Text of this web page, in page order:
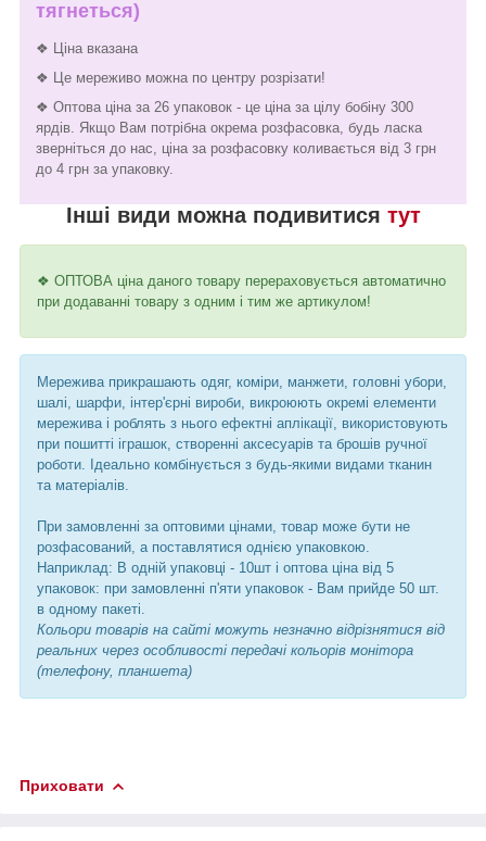
тягнеться)
❖ Ціна вказана
❖ Це мереживо можна по центру розрізати!
❖ Оптова ціна за 26 упаковок - це ціна за цілу бобіну 300
ярдів. Якщо Вам потрібна окрема розфасовка, будь ласка
зверніться до нас, ціна за розфасовку коливається від 3 грн
до 4 грн за упаковку.
Інші види можна подивитися тут
❖ ОПТОВА ціна даного товару перераховується автоматично
при додаванні товару з одним і тим же артикулом!
Мережива прикрашають одяг, коміри, манжети, головні убори,
шалі, шарфи, інтер'єрні вироби, викроюють окремі елементи
мережива і роблять з нього ефектні аплікації, використовують
при пошитті іграшок, створенні аксесуарів та брошів ручної
роботи. Ідеально комбінується з будь-якими видами тканин
та матеріалів.
При замовленні за оптовими цінами, товар може бути не
розфасований, а поставлятися однією упаковкою.
Наприклад: В одній упаковці - 10шт і оптова ціна від 5
упаковок: при замовленні п'яти упаковок - Вам прийде 50 шт.
в одному пакеті.
Кольори товарів на сайті можуть незначно відрізнятися від
реальних через особливості передачі кольорів монітора
(телефону, планшета)
Приховати